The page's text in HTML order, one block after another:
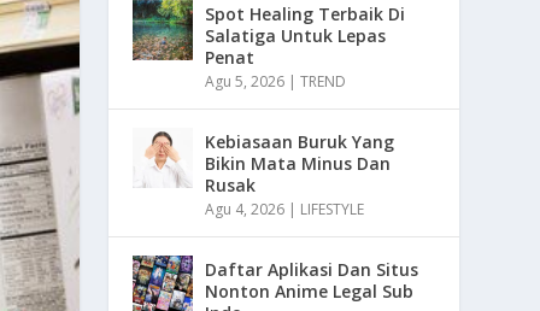
Spot Healing Terbaik Di
Salatiga Untuk Lepas
Penat
Agu 5, 2026 |TREND
Kebiasaan Buruk Yang
Bikin Mata Minus Dan
Rusak
Agu 4, 2026 | LIFESTYLE
Daftar Aplikasi Dan Situs
Nonton Anime Legal Sub